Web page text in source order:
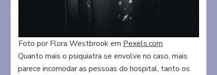
Foto por Flora Westbrook em Pexels.com
Quanto mais o psiquiatra se envolve no caso, mais
parece incomodar as pessoas do hospital, tanto os